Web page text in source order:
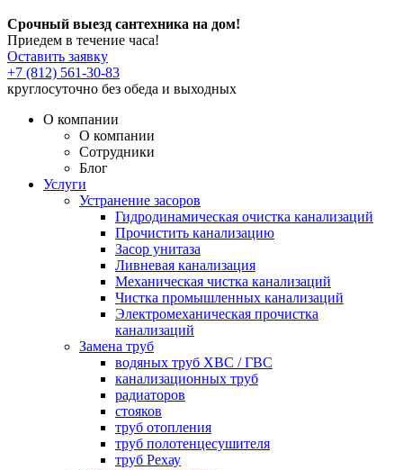
Срочный выезд сантехника на дом!
Приедем в течение часа!
Оставить заявку
+7 (812) 561-30-83
круглосуточно без обеда и выходных
О компании
О компании
Сотрудники
Блог
Услуги
Устранение засоров
Гидродинамическая очистка канализаций
Прочистить канализацию
Засор унитаза
Ливневая канализация
Механическая чистка канализаций
Чистка промышленных канализаций
Электромеханическая прочистка
канализаций
Замена труб
водяных труб ХВС / ГВС
канализационных труб
радиаторов
стояков
труб отопления
труб полотенцесушителя
труб Рехау